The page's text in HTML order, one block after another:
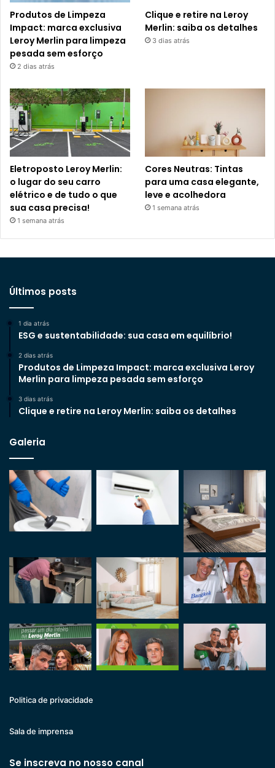
Produtos de Limpeza
Impact: marca exclusiva
Leroy Merlin para limpeza
pesada sem esforço
2 dias atrás
Clique e retire na Leroy
Merlin: saiba os detalhes
3 dias atrás
Eletroposto Leroy Merlin:
o lugar do seu carro
elétrico e de tudo o que
sua casa precisa!
1 semana atrás
Cores Neutras: Tintas
para uma casa elegante,
leve e acolhedora
1 semana atrás
Últimos posts
1 dia atrás
ESG e sustentabilidade: sua casa em equilíbrio!
2 dias atrás
Produtos de Limpeza Impact: marca exclusiva Leroy
Merlin para limpeza pesada sem esforço
3 dias atrás
Clique e retire na Leroy Merlin: saiba os detalhes
Galeria
Politica de privacidade
Sala de imprensa
Se inscreva no nosso canal